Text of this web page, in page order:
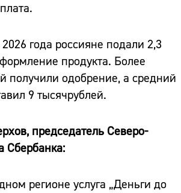
года россияне подали 2,3
продукта. Более
получили одобрение, а средний
9 тысячрублей.
председатель Северо-
Сбербанка:
регионе услуга „Деньги до